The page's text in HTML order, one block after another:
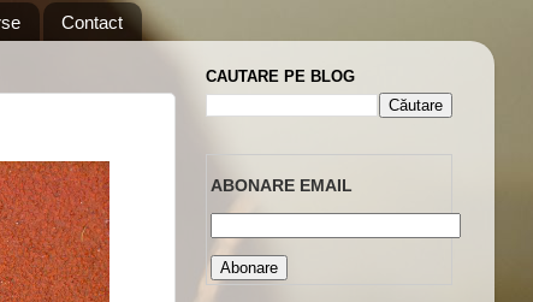
Contact
CAUTARE PE BLOG
ABONARE EMAIL